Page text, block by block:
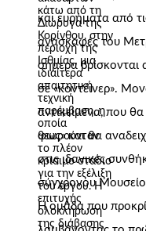
κάτω από τη
Διώρυγα της
Κορίνθου, στην
περιοχή της
Ισθμίας, μια
ιδιαίτερα
απαιτητική
τεχνική
παρέμβαση, η
οποία
θεωρούνταν
το πλέον
κρίσιμο στάδιο
για την εξέλιξη
του έργου. Η
επιτυχής
ολοκλήρωση
της διάβασης
και ευρήματα από
ανασκαφές του
σήμερα βρίσκονται
σε «κοντέινερ».
αντικείμενα, που
φως» και θα
στις ιδανικές
σύγχρονου
Η ομάδα που